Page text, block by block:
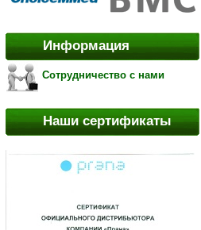
Информация
Сотрудничество с нами
Наши сертификаты